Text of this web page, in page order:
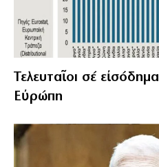
Τελευταῖοι σέ
Εὐρώπη